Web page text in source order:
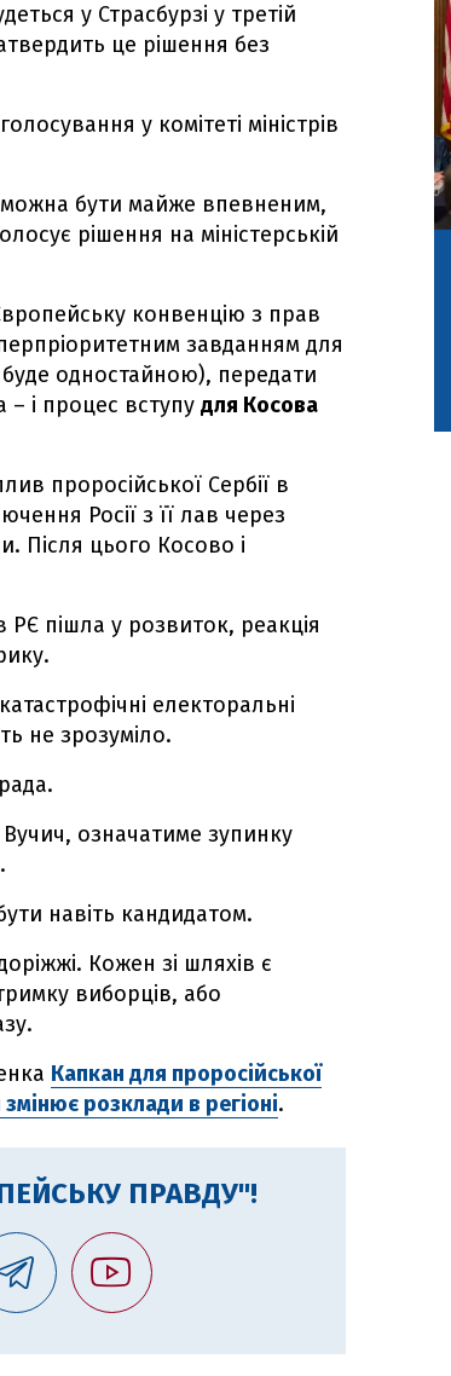
у Страсбурзі у третій
це рішення без
у комітеті міністрів
можна бути майже впевненим,
рішення на міністерській
конвенцію з прав
завданням для
одностайною), передати
– і процес вступу для Косова
проросійської Сербії в
Росії з її лав через
Після цього Косово і
пішла у розвиток, реакція
електоральні
не зрозуміло.
означатиме зупинку
навіть кандидатом.
Кожен зі шляхів є
виборців, або
Капкан для проросійської
розклади в регіоні.
ПРАВДУ"!